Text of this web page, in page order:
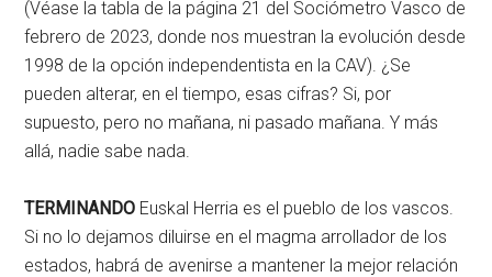
(Véase la tabla de la página 21 del Sociómetro Vasco de
febrero de 2023, donde nos muestran la evolución desde
1998 de la opción independentista en la CAV). ¿Se
pueden alterar, en el tiempo, esas cifras? Si, por
supuesto, pero no mañana, ni pasado mañana. Y más
allá, nadie sabe nada.
TERMINANDO Euskal Herria es el pueblo de los vascos.
Si no lo dejamos diluirse en el magma arrollador de los
estados, habrá de avenirse a mantener la mejor relación